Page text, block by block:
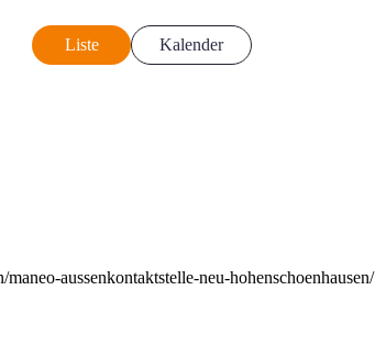
Liste Kalender
aussenkontaktstelle-neu-hohenschoenhausen/